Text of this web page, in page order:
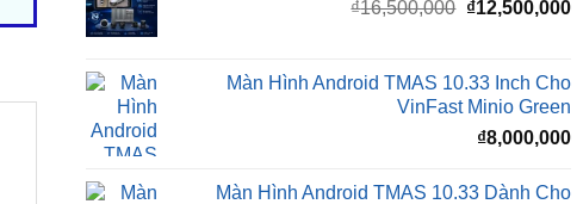
₫16,500,000 Giá
₫16,500,000.
₫12,500,000
Màn Hình Android TMAS 10.33 Inch Cho
VinFast Minio Green
₫8,000,000
Màn Hình Android TMAS 10.33 Dành Cho